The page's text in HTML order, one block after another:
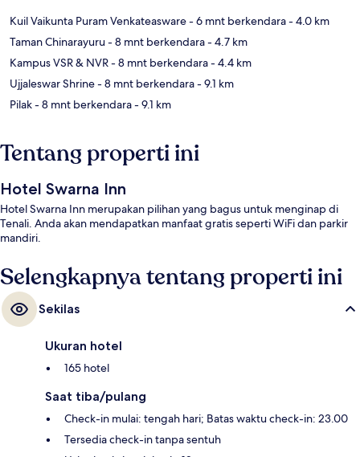
Kuil Vaikunta Puram Venkateasware- 6 mnt berkendara- 4.0 km
Taman Chinarayuru- 8 mnt berkendara- 4.7 km
Kampus VSR & NVR- 8 mnt berkendara- 4.4 km
Ujjaleswar Shrine- 8 mnt berkendara- 9.1 km
Pilak- 8 mnt berkendara- 9.1 km
Tentang properti ini
Hotel Swarna Inn
Hotel Swarna Inn merupakan pilihan yang bagus untuk menginap di
Tenali. Anda akan mendapatkan manfaat gratis seperti WiFi dan parkir
mandiri.
Selengkapnya tentang properti ini
Sekilas
Ukuran hotel
165 hotel
Saat tiba/pulang
Check-in mulai: tengah hari; Batas waktu check-in: 23.00
Tersedia check-in tanpa sentuh